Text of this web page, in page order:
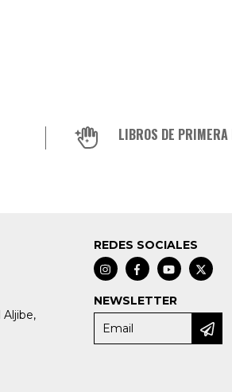
LIBROS DE PRIMERA
Aljibe,
REDES SOCIALES
NEWSLETTER